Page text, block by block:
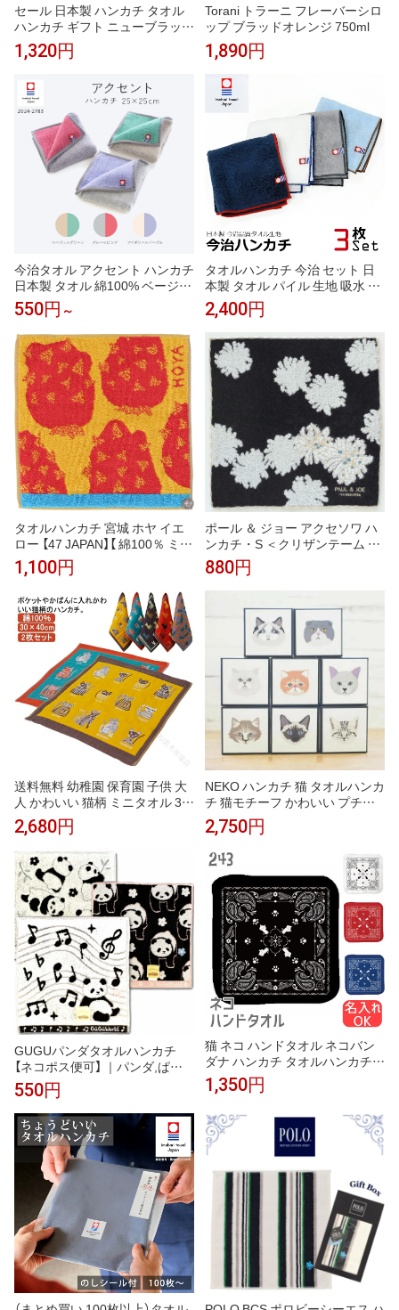
セール 日本製 ハンカチ タオル
ハンカチ ギフト ニューブラック
小花 シェニール織 ブランド レ
ディース アーンジョーギフト プ
1,320円
Torani トラーニ フレーバーシロ
ップ ブラッドオレンジ 750ml
1,890円
今治タオル アクセント ハンカチ
日本製 タオル 綿100% ベージュ
アイボリー グレー ピンク グリ
ーン パープル 1枚 3枚 5枚 全色
セット かわいい おしゃれ ギフ
ト プレゼント 引越し祝い ギフ
ト タオルギフト
550円 ～
タオルハンカチ 今治 セット 日
本製 タオル パイル 生地 吸水 タ
オル ハンカチ 3枚セット メンズ
ビジネス カジュアル 今治 ブラ
ンド
2,400円
タオルハンカチ 宮城 ホヤ イエ
ロー 【47 JAPAN】【 綿100％ ミニ
タオル プレゼント ギフト プチ
ギフト 引越 挨拶 内祝 お礼 お返
1,100円
ポール ＆ ジョー アクセソワ ハ
ンカチ・S ＜クリザンテーム ・
ネイビー＞ 25×25cm タオルハ
ンカチ レディース かわいい お
しゃれ プレゼント ブランド
880円
送料無料 幼稚園 保育園 子供 大
人 かわいい 猫柄 ミニタオル 30
×40cm 綿100％ ガーゼ 2枚セッ
ト タオル ハンカチ タオルハン
カチ
2,680円
NEKO ハンカチ 猫 タオルハンカ
チ 猫モチーフ かわいい プチギ
フト プレゼント 猫好き 女性 男
性 お礼 お返し クリスマス
2,750円
GUGUパンダタオルハンカチ
【ネコポス便可】 ｜パンダ,ぱん
だグッズ,タオル,ハンカチ,ハン
ドタオル,ミニハンカチ,中国,中
華街,可愛い,プレゼント,実用,プ
チギフト,赤ちゃん,パンダ雑貨,
ro0805
550円
猫 ネコ ハンドタオル ネコバン
ダナ ハンカチ タオルハンカチ
名入れ 記念品 アニバーサリー
入園 入学 卒園 卒業 入学祝い 還
コ好き 雑貨 かわいい グッズ プ
レゼント ギフト
1,350円